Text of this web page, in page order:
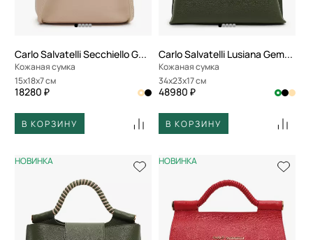
Carlo Salvatelli Secchiello Gemma
Кожаная сумка
15x18x7 см
18280 ₽
В КОРЗИНУ
Carlo Salvatelli Lusiana Gemma
Кожаная сумка
34x23x17 см
48980 ₽
В КОРЗИНУ
НОВИНКА НОВИНКА